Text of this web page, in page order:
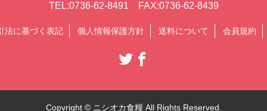
TEL:0736-62-8491 FAX:0736-62-8439
法に基づく表記 個人情報保護方針 送料について 会員規約
Copyright © ニシオカ食糧 All Rights Reserved.